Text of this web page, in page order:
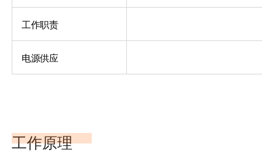
工作职责
电源供应
工作原理